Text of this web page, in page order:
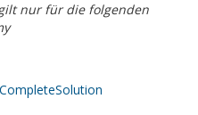
nur für die folgenden